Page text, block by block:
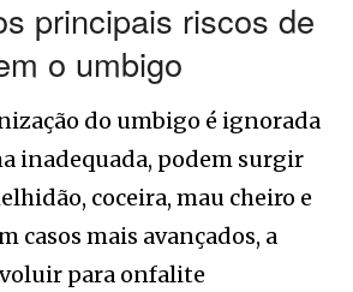
principais riscos de
o umbigo
do umbigo é ignorada
inadequada, podem surgir
coceira, mau cheiro e
casos mais avançados, a
para onfalite